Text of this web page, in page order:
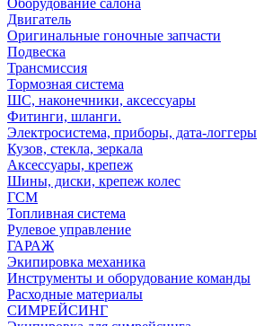
Оборудование салона
Двигатель
Оригинальные гоночные запчасти
Подвеска
Трансмиссия
Тормозная система
ШС, наконечники, аксессуары
Фитинги, шланги.
Электросистема, приборы, дата-логгеры
Кузов, стекла, зеркала
Аксессуары, крепеж
Шины, диски, крепеж колес
ГСМ
Топливная система
Рулевое управление
ГАРАЖ
Экипировка механика
Инструменты и оборудование команды
Расходные материалы
СИМРЕЙСИНГ